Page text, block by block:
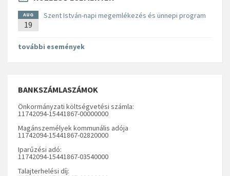
AUG
19
Szent István-napi megemlékezés és ünnepi program
további események
BANKSZÁMLASZÁMOK
Önkormányzati költségvetési számla:
11742094-15441867-00000000
Magánszemélyek kommunális adója
11742094-15441867-02820000
Iparűzési adó:
11742094-15441867-03540000
Talajterhelési díj: